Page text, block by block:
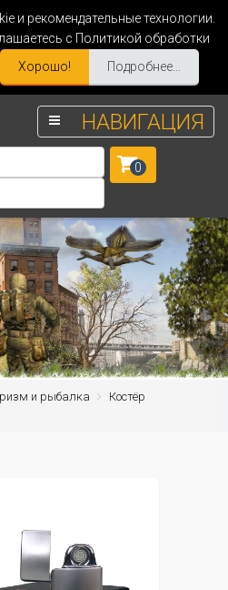
и рекомендательные технологии.
с Политикой обработки
Хорошо! Подробнее...
НАВИГАЦИЯ
0
и рыбалка
Костёр